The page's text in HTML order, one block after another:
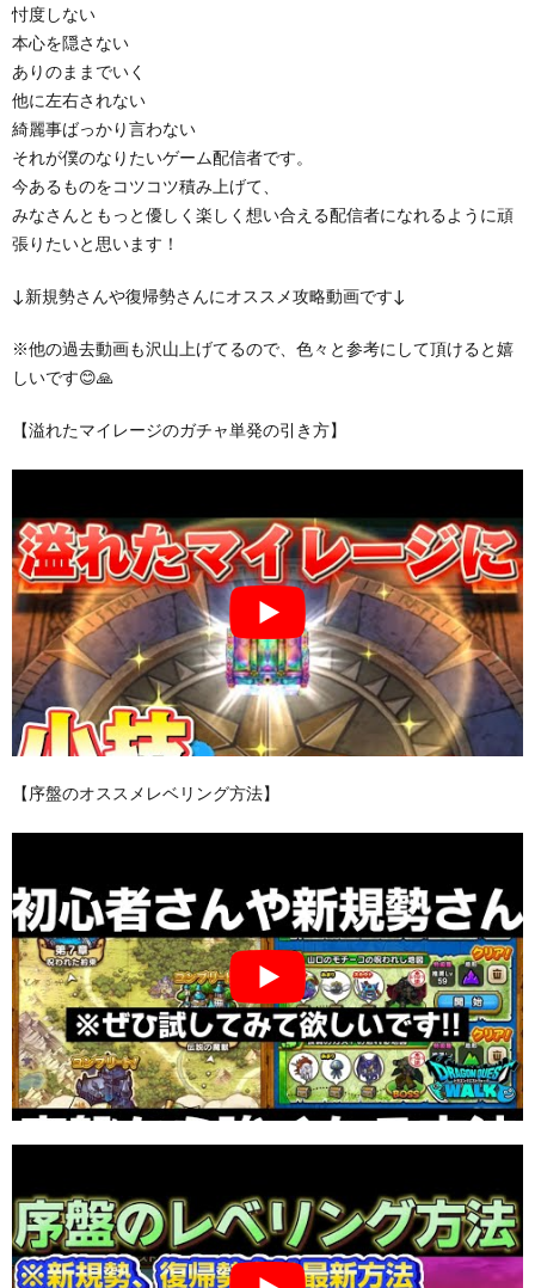
忖度しない
本心を隠さない
ありのままでいく
他に左右されない
綺麗事ばっかり言わない
それが僕のなりたいゲーム配信者です。
今あるものをコツコツ積み上げて、
みなさんともっと優しく楽しく想い合える配信者になれるように頑
張りたいと思います！
↓新規勢さんや復帰勢さんにオススメ攻略動画です↓
※他の過去動画も沢山上げてるので、色々と参考にして頂けると嬉
しいです😊🙏
【溢れたマイレージのガチャ単発の引き方】
【序盤のオススメレベリング方法】